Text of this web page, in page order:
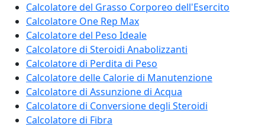
Calcolatore del Grasso Corporeo dell'Esercito
Calcolatore One Rep Max
Calcolatore del Peso Ideale
Calcolatore di Steroidi Anabolizzanti
Calcolatore di Perdita di Peso
Calcolatore delle Calorie di Manutenzione
Calcolatore di Assunzione di Acqua
Calcolatore di Conversione degli Steroidi
Calcolatore di Fibra